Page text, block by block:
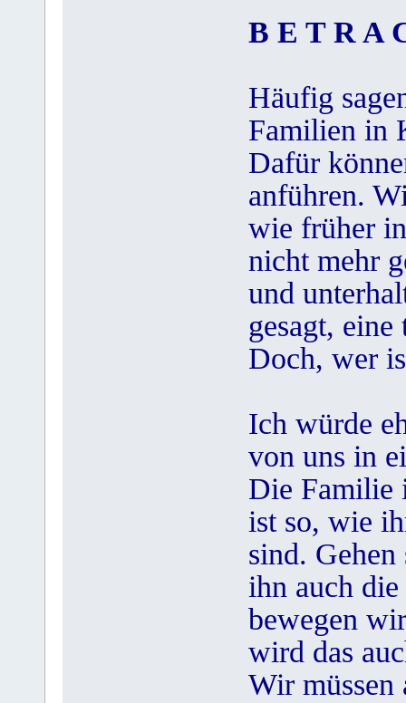
B E T R A
Häufig
Familien in
Dafür
anführen.
wie früher
nicht mehr
und
gesagt,
Doch, wer
Ich würde
von uns in
Die Familie
ist so, wie
sind.
ihn auch
bewegen
wird das
Wir müssen